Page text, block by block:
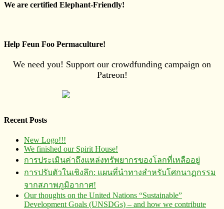
We are certified Elephant-Friendly!
Help Feun Foo Permaculture!
We need you! Support our crowdfunding campaign on
Patreon!
Recent Posts
New Logo!!!
We finished our Spirit House!
การประเมินค่าถึงแหล่งทรัพยากร​ของโลกที่เหลืออยู่
การปรับตัวในเชิงลึก: แผนที่นำทางสำหรับโศกนาฏกรรม
จากสภาพภูมิอากาศ!
Our thoughts on the United Nations “Sustainable”
Development Goals (UNSDGs) – and how we contribute